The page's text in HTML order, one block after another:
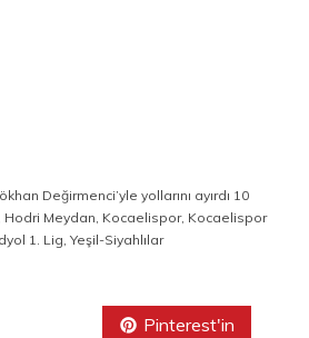
Değirmenci’yle yollarını ayırdı 10
Hodri Meydan, Kocaelispor, Kocaelispor
1. Lig, Yeşil-Siyahlılar
Pinterest'in